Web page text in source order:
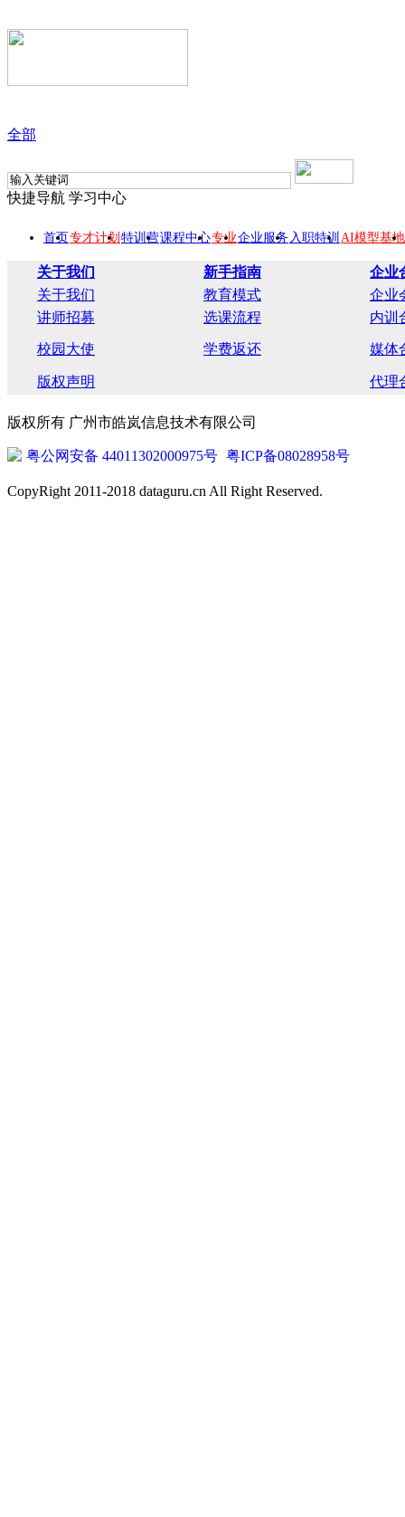
全部
快捷导航 学习中心
首页专才计划 特训营课程中心专业企业服务 入职特训 AI模型基地
关于我们 新手指南
企业
关于我们
教育模式
企业
讲师招募
选课流程 内训
校园大使 学费返还 媒体
版权声明 代理
版权所有 广州市皓岚信息技术有限公司
粤公网安备 44011302000975号 粤ICP备08028958号
CopyRight 2011-2018 dataguru.cn All Right Reserved.